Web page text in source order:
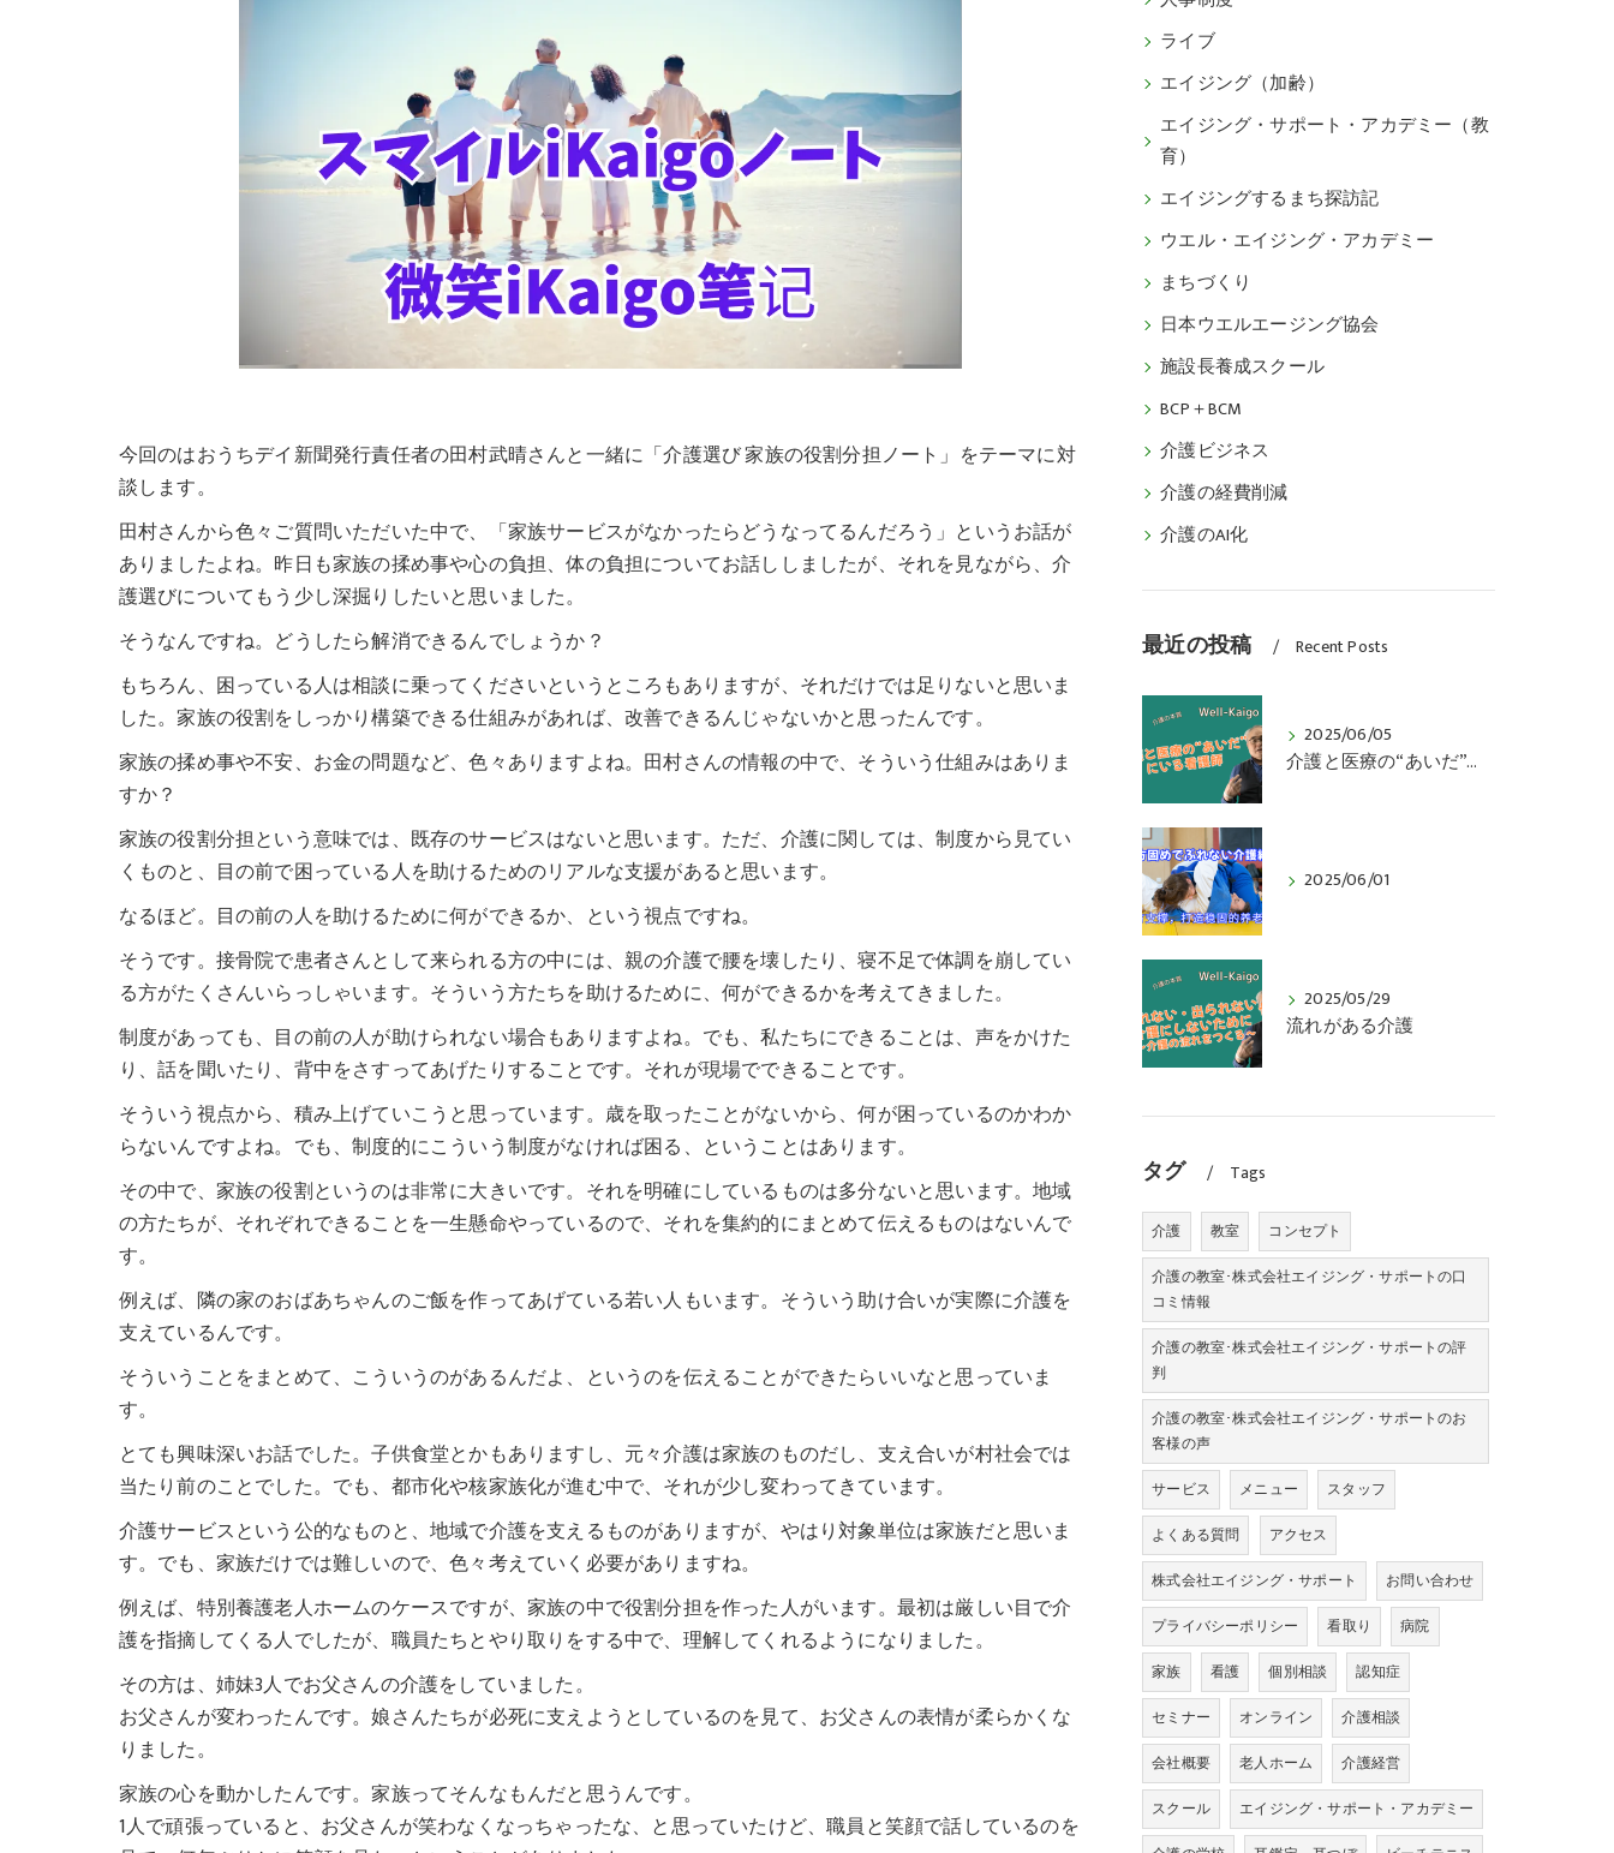
今回のはおうちデイ新聞発行責任者の田村武晴さんと一緒に「介護選び 家族の役割分担ノート」をテーマに対
談します。
田村さんから色々ご質問いただいた中で、「家族サービスがなかったらどうなってるんだろう」というお話が
ありましたよね。昨日も家族の揉め事や心の負担、体の負担についてお話ししましたが、それを見ながら、介
護選びについてもう少し深掘りしたいと思いました。
そうなんですね。どうしたら解消できるんでしょうか？
もちろん、困っている人は相談に乗ってくださいというところもありますが、それだけでは足りないと思いま
した。家族の役割をしっかり構築できる仕組みがあれば、改善できるんじゃないかと思ったんです。
家族の揉め事や不安、お金の問題など、色々ありますよね。田村さんの情報の中で、そういう仕組みはありま
すか？
家族の役割分担という意味では、既存のサービスはないと思います。ただ、介護に関しては、制度から見てい
くものと、目の前で困っている人を助けるためのリアルな支援があると思います。
なるほど。目の前の人を助けるために何ができるか、という視点ですね。
そうです。接骨院で患者さんとして来られる方の中には、親の介護で腰を壊したり、寝不足で体調を崩してい
る方がたくさんいらっしゃいます。そういう方たちを助けるために、何ができるかを考えてきました。
制度があっても、目の前の人が助けられない場合もありますよね。でも、私たちにできることは、声をかけた
り、話を聞いたり、背中をさすってあげたりすることです。それが現場でできることです。
そういう視点から、積み上げていこうと思っています。歳を取ったことがないから、何が困っているのかわか
らないんですよね。でも、制度的にこういう制度がなければ困る、ということはあります。
その中で、家族の役割というのは非常に大きいです。それを明確にしているものは多分ないと思います。地域
の方たちが、それぞれできることを一生懸命やっているので、それを集約的にまとめて伝えるものはないんで
す。
例えば、隣の家のおばあちゃんのご飯を作ってあげている若い人もいます。そういう助け合いが実際に介護を
支えているんです。
そういうことをまとめて、こういうのがあるんだよ、というのを伝えることができたらいいなと思っていま
す。
とても興味深いお話でした。子供食堂とかもありますし、元々介護は家族のものだし、支え合いが村社会では
当たり前のことでした。でも、都市化や核家族化が進む中で、それが少し変わってきています。
介護サービスという公的なものと、地域で介護を支えるものがありますが、やはり対象単位は家族だと思いま
す。でも、家族だけでは難しいので、色々考えていく必要がありますね。
例えば、特別養護老人ホームのケースですが、家族の中で役割分担を作った人がいます。最初は厳しい目で介
護を指摘してくる人でしたが、職員たちとやり取りをする中で、理解してくれるようになりました。
その方は、姉妹3人でお父さんの介護をしていました。
お父さんが変わったんです。娘さんたちが必死に支えようとしているのを見て、お父さんの表情が柔らかくな
りました。
家族の心を動かしたんです。家族ってそんなもんだと思うんです。
1人で頑張っていると、お父さんが笑わなくなっちゃったな、と思っていたけど、職員と笑顔で話しているのを
ライブ
エイジング（加齢）
エイジング・サポート・アカデミー（教
育）
エイジングするまち探訪記
ウエル・エイジング・アカデミー
まちづくり
日本ウエルエージング協会
施設長養成スクール
BCP＋BCM
介護ビジネス
介護の経費削減
介護のAI化
最近の投稿 Recent Posts
2025/06/05
介護と医療の“あいだ”にいる看護師
2025/06/01
2025/05/29
流れがある介護
タグ Tags
介護 教室
コンセプト
介護の教室･株式会社エイジング・サポートの口
コミ情報
介護の教室･株式会社エイジング・サポートの評
判
介護の教室･株式会社エイジング・サポートのお
客様の声
サービス
メニュー
スタッフ
よくある質問
アクセス
株式会社エイジング・サポート
お問い合わせ
プライバシーポリシー
看取り
病院
家族
看護 個別相談
認知症
セミナー
オンライン
介護相談
会社概要
老人ホーム
介護経営
スクール
エイジング・サポート・アカデミー